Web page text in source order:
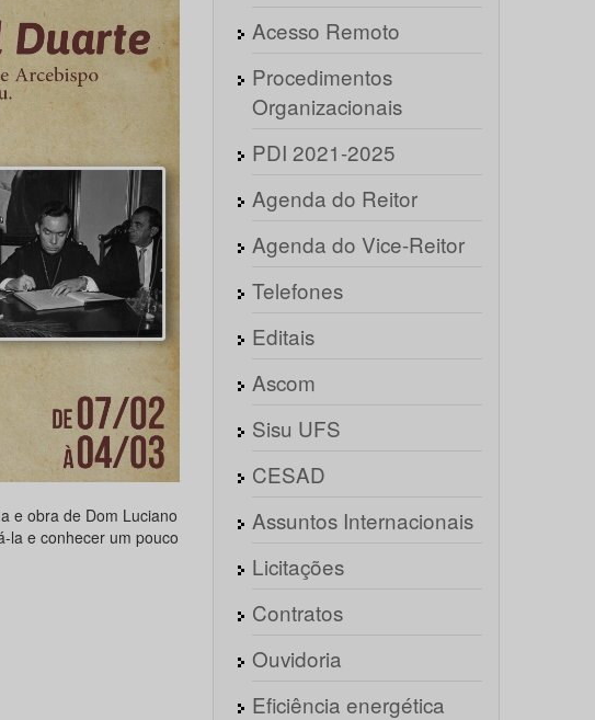
e obra de Dom Luciano
la e conhecer um pouco
Acesso Remoto
Procedimentos
Organizacionais
PDI 2021-2025
Agenda do Reitor
Agenda do Vice-Reitor
Telefones
Editais
Ascom
Sisu UFS
CESAD
Assuntos Internacionais
Licitações
Contratos
Ouvidoria
Eficiência energética